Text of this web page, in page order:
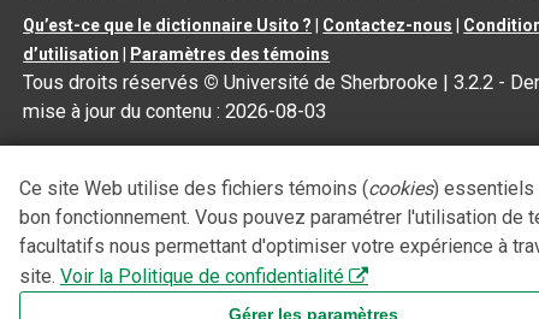
Qu’est-ce que le dictionnaire Usito ? Contactez-nous
d’utilisation
Paramètres des témoins
Tous droits réservés © Université de Sherbrooke |3.2.2 -
mise à jour du contenu :2026-08-03
Ce site Web utilise des fichiers témoins (cookies) essentiels
bon fonctionnement. Vous pouvez paramétrer l'utilisation de
facultatifs nous permettant d'optimiser votre expérience à
site. Voir la Politique de confidentialité
Gérer les paramètres